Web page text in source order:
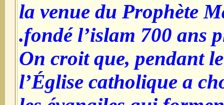
la venue du Prophète
fondé l’islam 700 ans
On croit que, pendant
l’Église catholique a